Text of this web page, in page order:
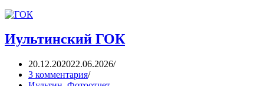
Иультинский ГОК
20.12.202022.06.2026
3 комментария